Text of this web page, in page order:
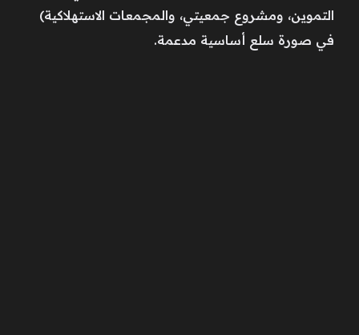
التموين، ومشروع جمعيتي، والمجمعات الاستهلاكية)
في صورة سلع أساسية مدعمة.